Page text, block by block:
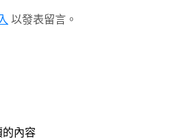
以發表留言。
的內容